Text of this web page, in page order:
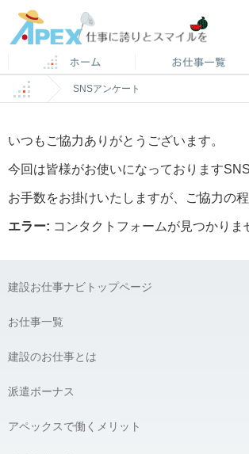
SNSアンケート
いつもご協力ありがとうございます。
今回は皆様がお使いになっております
お手数をお掛けいたしますが、ご協力の
エラー: コンタクトフォームが見つかりま
建設お仕事ナビトップページ
お仕事一覧
建設のお仕事とは
派遣ボーナス
アペックスで働くメリット